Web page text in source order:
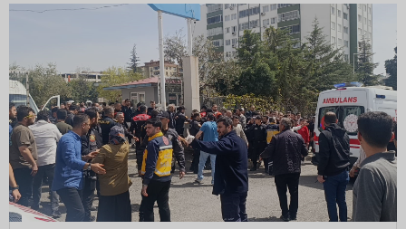
Kozan’da üreticilere yangın ve anız uyarısı
Ceyhan’da yağlık ayçiçeği hasadı başladı